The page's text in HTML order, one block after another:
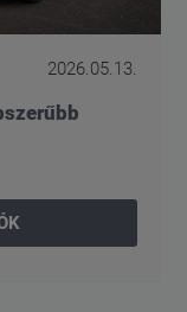
2026.05.13.